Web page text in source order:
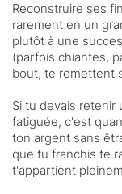
Reconstruire ses
rarement en un
plutôt à une
(parfois chiantes,
bout, te remettent
Si tu devais
fatiguée, c'est
ton argent sans
que tu franchis te
t'appartient